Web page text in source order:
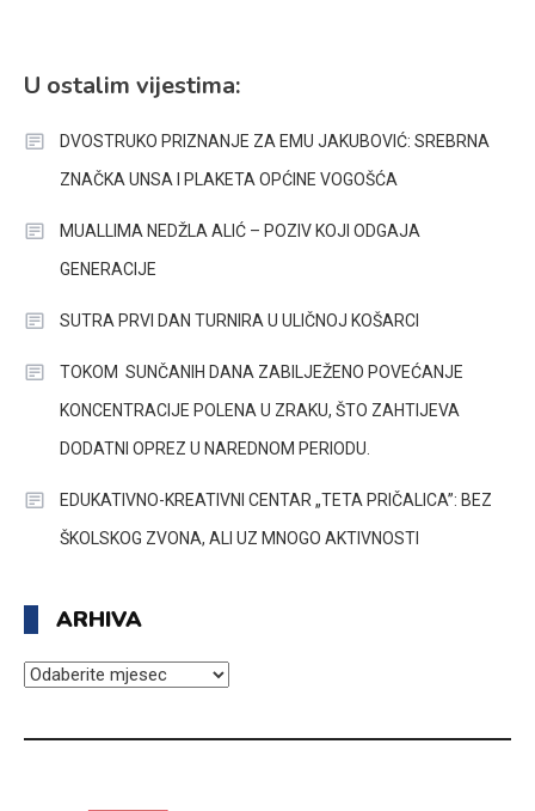
U ostalim vijestima:
DVOSTRUKO PRIZNANJE ZA EMU JAKUBOVIĆ: SREBRNA
ZNAČKA UNSA I PLAKETA OPĆINE VOGOŠĆA
MUALLIMA NEDŽLA ALIĆ – POZIV KOJI ODGAJA
GENERACIJE
SUTRA PRVI DAN TURNIRA U ULIČNOJ KOŠARCI
TOKOM SUNČANIH DANA ZABILJEŽENO POVEĆANJE
KONCENTRACIJE POLENA U ZRAKU, ŠTO ZAHTIJEVA
DODATNI OPREZ U NAREDNOM PERIODU.
EDUKATIVNO-KREATIVNI CENTAR „TETA PRIČALICA”: BEZ
ŠKOLSKOG ZVONA, ALI UZ MNOGO AKTIVNOSTI
ARHIVA
ARHIVA